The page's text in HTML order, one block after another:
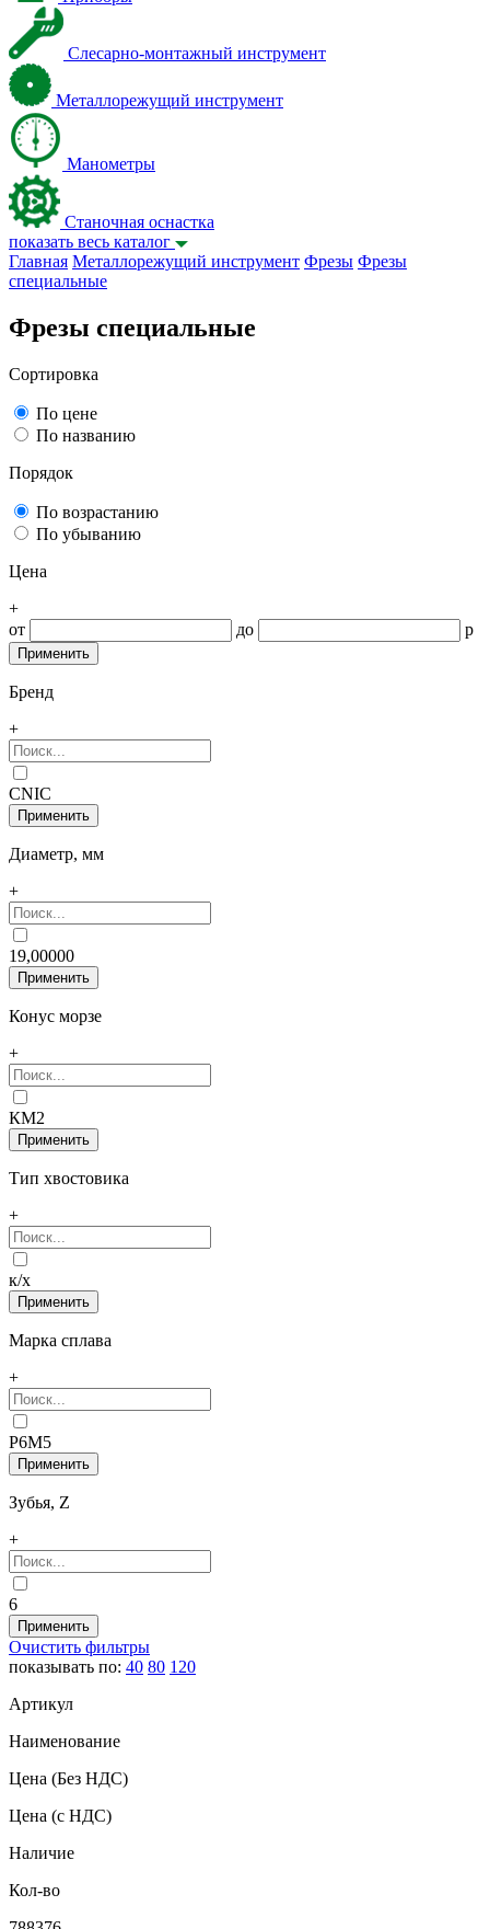
Слесарно-монтажный инструмент
Металлорежущий инструмент
Манометры
Станочная оснастка
показать весь каталог
Главная Металлорежущий инструмент Фрезы Фрезы
специальные
Фрезы специальные
Сортировка
По цене
По названию
Порядок
По возрастанию
По убыванию
Цена
+
от
до р
Бренд
+
CNIC
Диаметр, мм
+
19,00000
Конус морзе
+
КМ2
Тип хвостовика
+
к/х
Марка сплава
+
Р6М5
Зубья, Z
+
6
Очистить фильтры
показывать по: 40 80 120
Артикул
Наименование
Цена (Без НДС)
Цена (с НДС)
Наличие
Кол-во